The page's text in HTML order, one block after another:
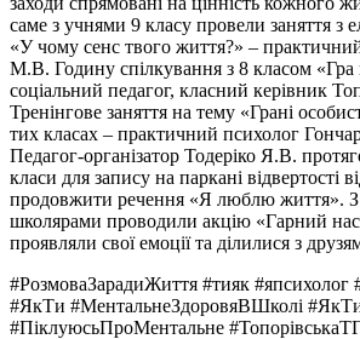
саме з учнями 9 класу провели заняття з
«У чому сенс твого життя?» –
М.В. Годину спілкування з 8 класом
соціальний педагог, класний керівник
Тренінгове заняття на тему «Грані
тих класах – практичний психолог
Педагог-організатор Тодеріко Я.В.
класи для запису на паркані відвертості
продовжити речення «Я люблю життя».
школярами проводили акцію «Гарний
проявляли свої емоції та ділилися з
#РозмоваЗарадиЖиття #тияк #япсихолог
#ЯкТи #МентальнеЗдоровяВШколі
#ПіклуюсьПроМентальне